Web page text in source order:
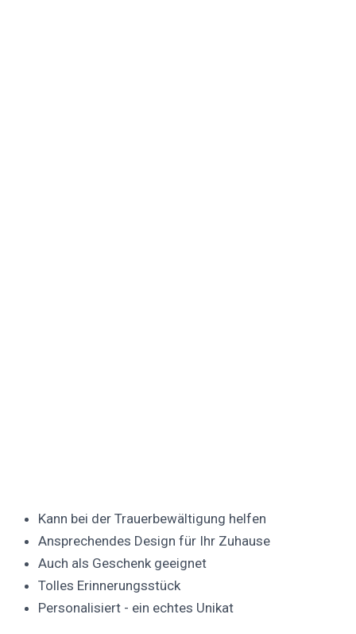
Kann bei der Trauerbewältigung helfen
Ansprechendes Design für Ihr Zuhause
Auch als Geschenk geeignet
Tolles Erinnerungsstück
Personalisiert - ein echtes Unikat